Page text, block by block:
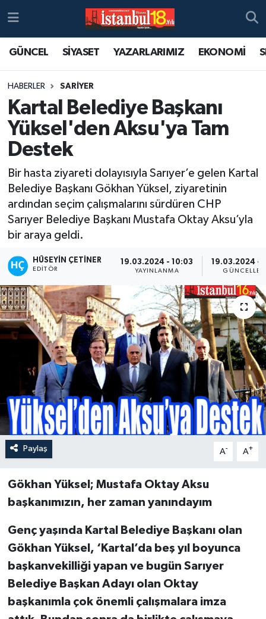
GÜNCEL SİYASET YAZARLARIMIZ EKONOMİ
HABERLER SARİYER
Kartal Belediye Başkanı
Yüksel'den Aksu'ya Tam
Destek
Bir hasta ziyareti dolayısıyla Sarıyer’e gelen Kartal
Belediye Başkanı Gökhan Yüksel, ziyaretinin
ardından seçim çalışmalarını sürdüren CHP
Sarıyer Belediye Başkanı Mustafa Oktay Aksu’yla
bir araya geldi.
HÜSEYIN ÇETINER
EDITÖR
19.03.2024 - 10:03
YAYINLANMA
19.03.2024 -
Paylaş A- A+
Gökhan Yüksel; Mustafa Oktay Aksu
başkanımızın, her zaman yanındayım
Genç yaşında Kartal Belediye Başkanı olan
Gökhan Yüksel, ‘Kartal’da beş yıl boyunca
başkanvekilliği yapan ve bugün Sarıyer
Belediye Başkan Adayı olan Oktay
başkanımla çok önemli çalışmalara imza